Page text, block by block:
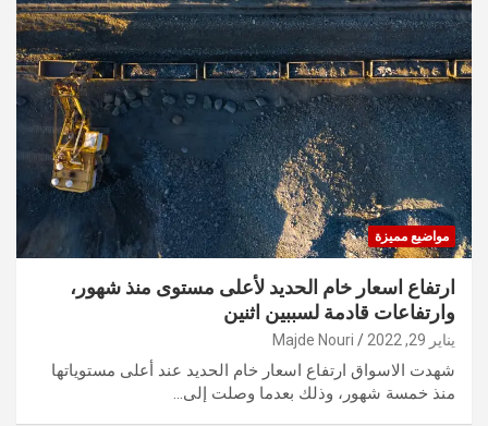
مواضيع مميزة
ارتفاع اسعار خام الحديد لأعلى مستوى منذ شهور،
وارتفاعات قادمة لسببين اثنين
يناير 29, 2022 Majde Nouri
شهدت الاسواق ارتفاع اسعار خام الحديد عند أعلى مستوياتها
منذ خمسة شهور، وذلك بعدما وصلت إلى…